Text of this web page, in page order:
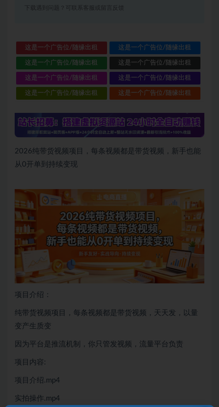
下载遇到问题？可联系客服或留言反馈
这是一个广告位/随缘出租 这是一个广告位/随缘出租
这是一个广告位/随缘出租 这是一个广告位/随缘出租
这是一个广告位/随缘出租 这是一个广告位/随缘出租
这是一个广告位/随缘出租 这是一个广告位/随缘出租
2026纯带货视频项目，每条视频都是带货视频，新手也能
从0开单到持续变现
项目介绍：
纯带货视频项目，每条视频都是带货视频，天天发，以量
变产生质变
因为平台是推流机制，你只管发视频，流量平台负责
项目内容:
项目介绍.mp4
实拍操作.mp4